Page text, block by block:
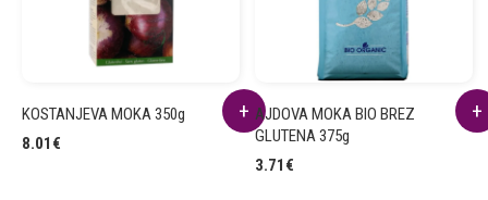
KOSTANJEVA MOKA 350g
8.01 €
AJDOVA MOKA BIO BREZ
GLUTENA 375g
3.71 €